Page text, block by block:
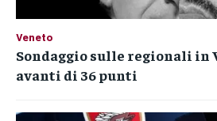
Veneto
Sondaggio sulle regionali in
avanti di 36 punti